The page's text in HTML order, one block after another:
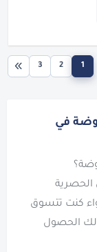
في
كنت تتسوق
الحصول